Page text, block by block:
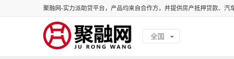
聚融网-实力派助贷平台，产品均来自合作方，并提供房产抵押贷款、汽
全国